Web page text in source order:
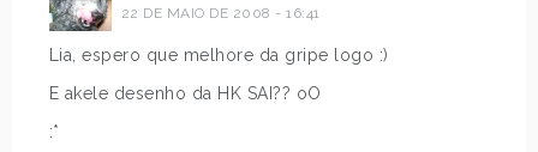
22 DE MAIO DE 2008 - 16:41
Lia, espero que melhore da gripe logo :)
E akele desenho da HK SAI?? oO
:*